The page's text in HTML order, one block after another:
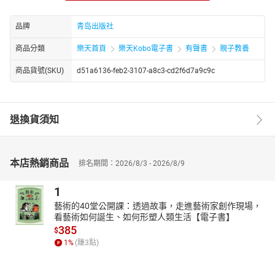
桃子姐姐
品牌 青岛出版社
商品分類 樂天首頁 樂天Kobo電子書 有聲書 親子教養
商品貨號(SKU) d51a6136-feb2-3107-a8c3-cd2f6d7a9c9c
退換貨須知
本店熱銷商品 排名期間：2026/8/3 - 2026/8/9
1
藝術的40堂公開課：透過故事，走進藝術家創作現場，
看藝術如何誕生、如何形塑人類生活【電子書】
$385
1 % (賺3點)